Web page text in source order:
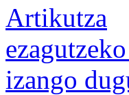
Artikutza
izango